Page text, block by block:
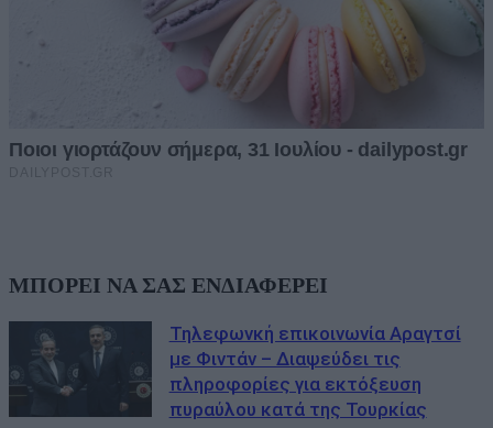
ΜΠΟΡΕΙ ΝΑ ΣΑΣ ΕΝΔΙΑΦΕΡΕΙ
Τηλεφωνκή επικοινωνία Αραγτσί
με Φιντάν – Διαψεύδει τις
πληροφορίες για εκτόξευση
πυραύλου κατά της Τουρκίας